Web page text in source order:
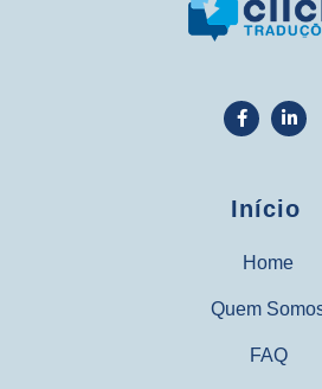
Início
Home
Quem
FAQ